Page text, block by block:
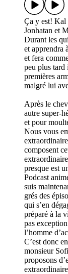
Ça y est! Kal
Jonhatan et
Durant les
et apprendra
et fera
peu plus tard
premières
malgré lui
Après le
autre super-
et pour
Nous vous
composent
presque est
Podcast
suis
grés des
qui s’en
préparé à la
pas
l’homme
C’est donc
monsieur
proposons